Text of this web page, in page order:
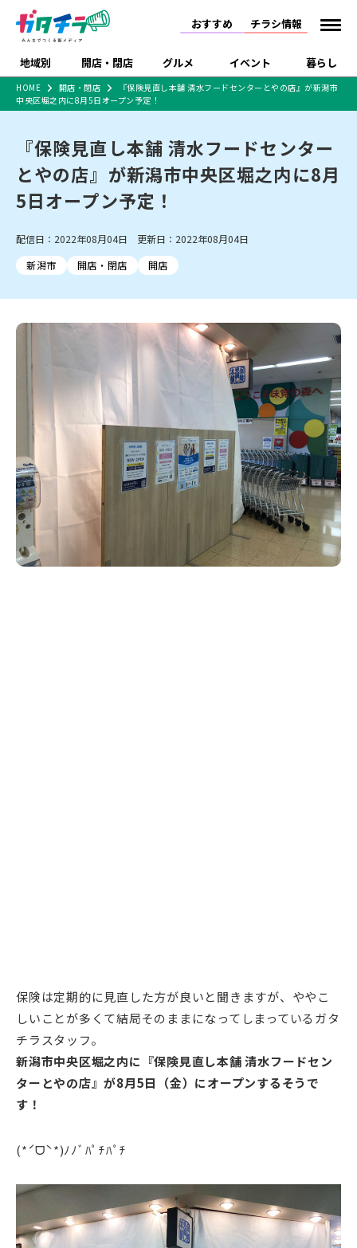
おすすめ チラシ情報
地域別 開店・閉店 グルメ イベント 暮らし
新潟市 下越
佐渡
新潟市東区 新潟市西区
新潟市南区
新潟市秋葉区
新潟市西蒲区
新発田・聖籠
胎内・粟島
燕・弥彦
長岡・見附
小千谷・十日町・津南
魚沼・南魚沼・湯沢
上越・妙高・糸魚川
開店 閉店
リニューアル・移転 休業
新潟市・開店
新潟市・閉店
長岡市・開店
長岡市・閉店
上越市・開店
ラーメン・開店
ラーメン・閉店
ラーメン 現地レポート
スイーツ
テイクアウト
カフェ
パスタ
パン・ベーカリー
デカ盛り・大盛り
定食・町定食
そば・うどん
日本酒・新潟清酒
ワイン・クラフトビール
ビアガーデン・暑気払い
忘新年会・歓送迎会
体験・販売 祭り・伝統行事
趣味・展示会
スポーツ
子ども向け 花火大会
住宅展示場
学生スポーツ アルビレックス
施設・ショップ
住宅メーカー・工務
店
食品メーカー・県産
習い事・塾 アパレル・雑貨
観光スポット
温泉・入浴 ホテル 旅館
水族館
リラクゼーション・整体
スキー場
リユース・買取
イオンモール
ラブラ万代・ラブラ2
ビルボードプレイスBP
新潟伊勢丹
ピア万代
リバーサイド千秋
特売セール インタビュー
特集・まとめ記事
セツコママ ランキング 新潟人
キャンペーン
開店まとめ
閉店まとめ 人気記事まとめ
食品スーパー・コンビ
ショッピングモール・
大型施設
ドラッグストア・ホーム
センター
ファッション 生活サービス
新車・中古車・カー用品
旅行・レジャー
通販・EC イベント
官公庁・自治体
新潟市 チラシ
長岡・見附 チラシ
上越・妙高・糸魚川 チラシ
注目 チラシ
週末セール
オープン・リニューアルセール
周年祭・感謝祭セール
年末・初売りセール
HOME 開店・閉店
『保険見直し本舗 清水フードセンターとやの店』が新潟市
中央区堀之内に8月5日オープン予定！
『保険見直し本舗 清水フードセンター
とやの店』が新潟市中央区堀之内に8月
5日オープン予定！
配信日：2022年08月04日 更新日：2022年08月04日
新潟市
開店・閉店 開店
保険は定期的に見直した方が良いと聞きますが、ややこ
しいことが多くて結局そのままになってしまっているガタ
チラスタッフ。
新潟市中央区堀之内に『保険見直し本舗 清水フードセン
ターとやの店』が8月5日（金）にオープンするそうで
す！
(*ˊᗜˋ*)ﾉﾉﾞﾊﾟﾁﾊﾟﾁ